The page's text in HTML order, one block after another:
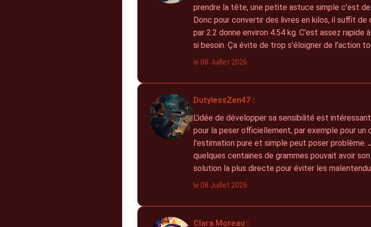
prendre la tête, une petite astuce simple c'est
Donc pour convertir des livres en kilos, il suffit de
par 2.2 donne environ 4.54 kg. C'est assez
si besoin. Ça évite de trop s'éloigner de l'action
le 08 Juillet 2026
DutylessZen47 :
L'idée de développer sa sensibilité est
pour la peser officiellement, par exemple pour
l'estimation pure et simple peut poser problème.
quelques centaines de grammes pouvait avoir
solution la plus directe pour éviter les
le 08 Juillet 2026
Clara Moreau :